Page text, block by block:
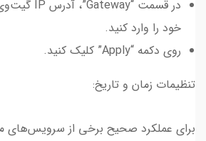
خود را وارد کنید.
روی دکمه “Apply” کلیک کنید.
تنظیمات زمان و تاریخ:
برای عملکرد صحیح برخی از سرویس‌های